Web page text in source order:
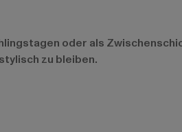
oder als
zu bleiben.